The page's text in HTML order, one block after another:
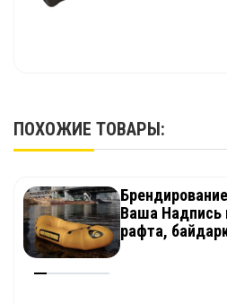
ПОХОЖИЕ ТОВАРЫ:
Ваша Надпись
рафта,